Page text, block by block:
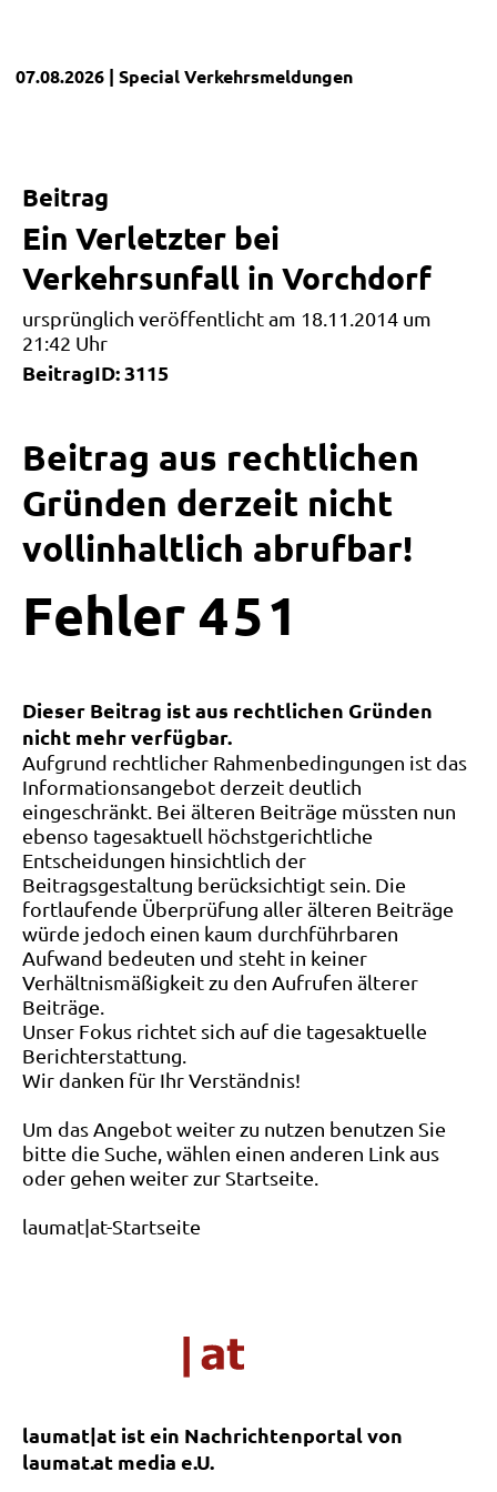
07.08.2026 | SpecialVerkehrsmeldungen
Beitrag
Ein Verletzter bei
Verkehrsunfall in Vorchdorf
ursprünglich veröffentlicht am 18.11.2014 um
21:42 Uhr
BeitragID: 3115
Beitrag aus rechtlichen
Gründen derzeit nicht
vollinhaltlich abrufbar!
Fehler 4 5 1
Dieser Beitrag ist aus rechtlichen Gründen
nicht mehr verfügbar.
Aufgrund rechtlicher Rahmenbedingungen ist das
Informationsangebot derzeit deutlich
eingeschränkt. Bei älteren Beiträge müssten nun
ebenso tagesaktuell höchstgerichtliche
Entscheidungen hinsichtlich der
Beitragsgestaltung berücksichtigt sein. Die
fortlaufende Überprüfung aller älteren Beiträge
würde jedoch einen kaum durchführbaren
Aufwand bedeuten und steht in keiner
Verhältnismäßigkeit zu den Aufrufen älterer
Beiträge.
Unser Fokus richtet sich auf die tagesaktuelle
Berichterstattung.
Wir danken für Ihr Verständnis!
Um das Angebot weiter zu nutzen benutzen Sie
bitte die Suche, wählen einen anderen Link aus
oder gehen weiter zur Startseite.
laumat|at-Startseite
laumat|at ist ein Nachrichtenportal von
laumat.at media e.U.